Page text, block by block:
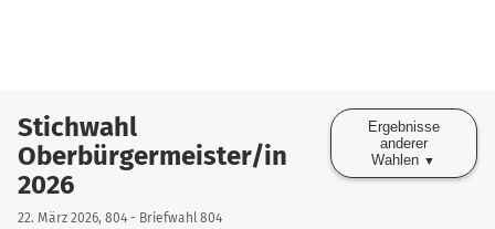
Stichwahl
Oberbürgermeister/in
2026
22. März 2026, 804 - Briefwahl 804
Ergebnisse
anderer
Wahlen